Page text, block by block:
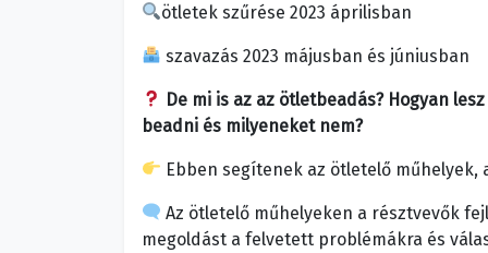
ötletek szűrése 2023 áprilisban
szavazás 2023 májusban és júniusban
De mi is az az ötletbeadás? Hogyan
beadni és milyeneket nem?
Ebben segítenek az ötletelő műhelyek,
Az ötletelő műhelyeken a résztvevők
megoldást a felvetett problémákra és